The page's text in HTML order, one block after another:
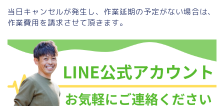
当日キャンセルが発生し、作業延期の予定がない場合は、
作業費用を請求させて頂きます。